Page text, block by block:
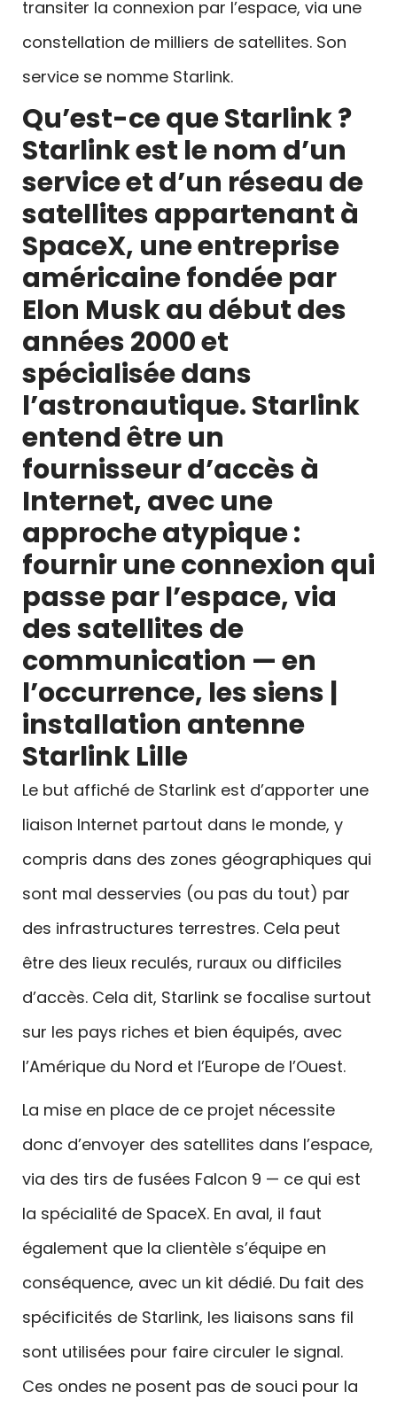
transiter la connexion par l’espace, via une
constellation de milliers de satellites. Son
service se nomme Starlink.
Qu’est-ce que Starlink ?
Starlink est le nom d’un
service et d’un réseau de
satellites appartenant à
SpaceX, une entreprise
américaine fondée par
Elon Musk au début des
années 2000 et
spécialisée dans
l’astronautique. Starlink
entend être un
fournisseur d’accès à
Internet, avec une
approche atypique :
fournir une connexion qui
passe par l’espace, via
des satellites de
communication — en
l’occurrence, les siens |
installation antenne
Starlink Lille
Le but affiché de Starlink est d’apporter une
liaison Internet partout dans le monde, y
compris dans des zones géographiques qui
sont mal desservies (ou pas du tout) par
des infrastructures terrestres. Cela peut
être des lieux reculés, ruraux ou difficiles
d’accès. Cela dit, Starlink se focalise surtout
sur les pays riches et bien équipés, avec
l’Amérique du Nord et l’Europe de l’Ouest.
La mise en place de ce projet nécessite
donc d’envoyer des satellites dans l’espace,
via des tirs de fusées Falcon 9 — ce qui est
la spécialité de SpaceX. En aval, il faut
également que la clientèle s’équipe en
conséquence, avec un kit dédié. Du fait des
spécificités de Starlink, les liaisons sans fil
sont utilisées pour faire circuler le signal.
Ces ondes ne posent pas de souci pour la